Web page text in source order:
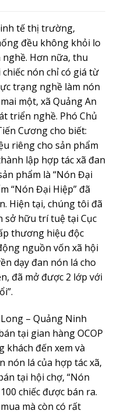
tế thị trường,
đều không khỏi lo
Hơn nữa, thu
nón chỉ có giá từ
trạng nghề làm nón
một, xã Quảng An
triển nghề. Phó Chủ
Cương cho biết:
riêng cho sản phẩm
lập hợp tác xã đan
phẩm là “Nón Đại
“Nón Đại Hiệp” đã
Hiện tại, chúng tôi đã
sở hữu trí tuệ tại Cục
thương hiệu độc
nguồn vốn xã hội
dạy đan nón lá cho
đã mở được 2 lớp với
– Quảng Ninh
tại gian hàng OCOP
khách đến xem và
nón lá của hợp tác xã,
tại hội chợ, “Nón
chiếc được bán ra.
mà còn có rất